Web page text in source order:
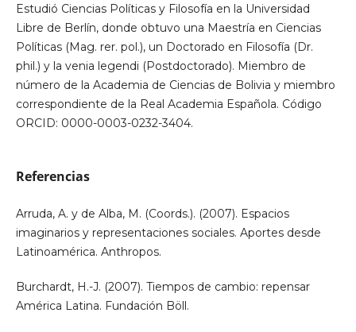
Estudió Ciencias Políticas y Filosofía en la Universidad
Libre de Berlín, donde obtuvo una Maestría en Ciencias
Políticas (Mag. rer. pol.), un Doctorado en Filosofía (Dr.
phil.) y la venia legendi (Postdoctorado). Miembro de
número de la Academia de Ciencias de Bolivia y miembro
correspondiente de la Real Academia Española. Código
ORCID: 0000-0003-0232-3404.
Referencias
Arruda, A. y de Alba, M. (Coords.). (2007). Espacios
imaginarios y representaciones sociales. Aportes desde
Latinoamérica. Anthropos.
Burchardt, H.-J. (2007). Tiempos de cambio: repensar
América Latina. Fundación Böll.